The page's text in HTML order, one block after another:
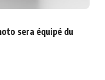
sera équipé du